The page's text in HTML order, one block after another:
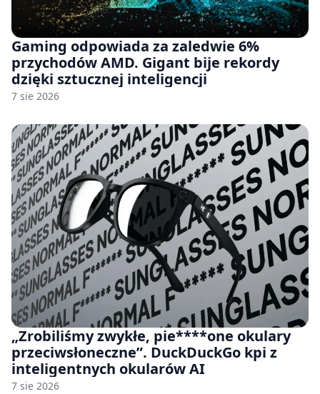
Gaming odpowiada za zaledwie 6%
przychodów AMD. Gigant bije rekordy
dzięki sztucznej inteligencji
7 sie 2026
„Zrobiliśmy zwykłe, pie****one okulary
przeciwsłoneczne”. DuckDuckGo kpi z
inteligentnych okularów AI
7 sie 2026